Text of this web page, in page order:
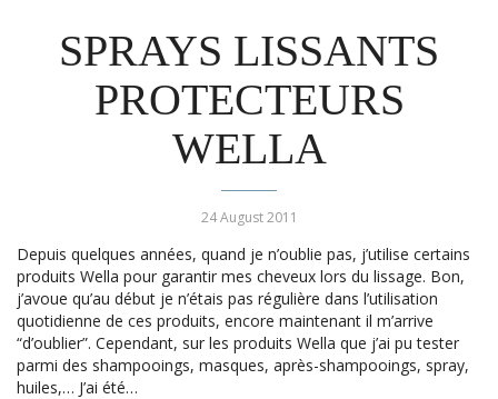
SPRAYS LISSANTS
PROTECTEURS
WELLA
24 August 2011
Depuis quelques années, quand je n’oublie pas, j’utilise certains
produits Wella pour garantir mes cheveux lors du lissage. Bon,
j’avoue qu’au début je n’étais pas régulière dans l’utilisation
quotidienne de ces produits, encore maintenant il m’arrive
“d’oublier”. Cependant, sur les produits Wella que j’ai pu tester
parmi des shampooings, masques, après-shampooings, spray,
huiles,… J’ai été…